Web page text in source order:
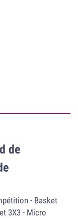
de
- Basket
3X3 - Micro